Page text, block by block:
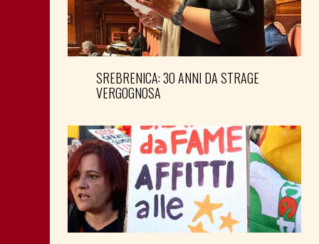
SREBRENICA: 30 ANNI DA STRAGE
VERGOGNOSA